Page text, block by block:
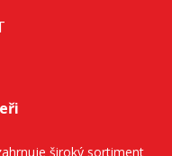
široký sortiment